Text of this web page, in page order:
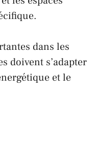
dans les
doivent s’adapter
et le